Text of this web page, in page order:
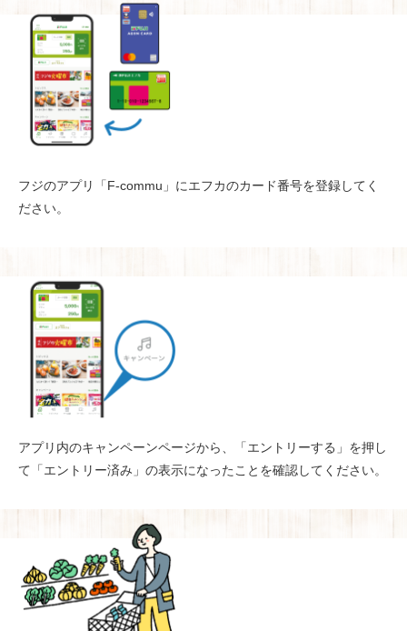
フジのアプリ「F-commu」にエフカのカード番号を登録してく
ださい。
アプリ内のキャンペーンページから、「エントリーする」を押し
て「エントリー済み」の表示になったことを確認してください。